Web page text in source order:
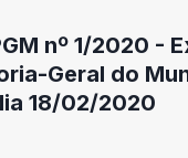
nº 1/2020 -
Geral do
18/02/2020